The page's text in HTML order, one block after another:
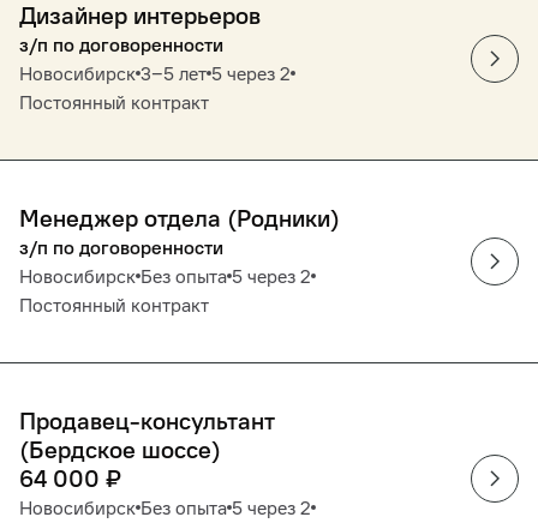
Дизайнер интерьеров
з/п по договоренности
Новосибирск 3‒5 лет 5 через 2
Постоянный контракт
Менеджер отдела (Родники)
з/п по договоренности
Новосибирск Без опыта 5 через 2
Постоянный контракт
Продавец-консультант
(Бердское шоссе)
64 000 ₽
Новосибирск Без опыта 5 через 2